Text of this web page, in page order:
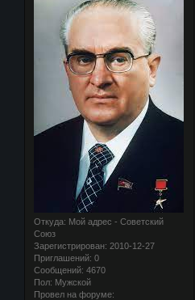
Откуда: Мой адрес - Советский
Союз
Зарегистрирован: 2010-12-27
Приглашений: 0
Сообщений: 4670
Пол: Мужской
Провел на форуме: